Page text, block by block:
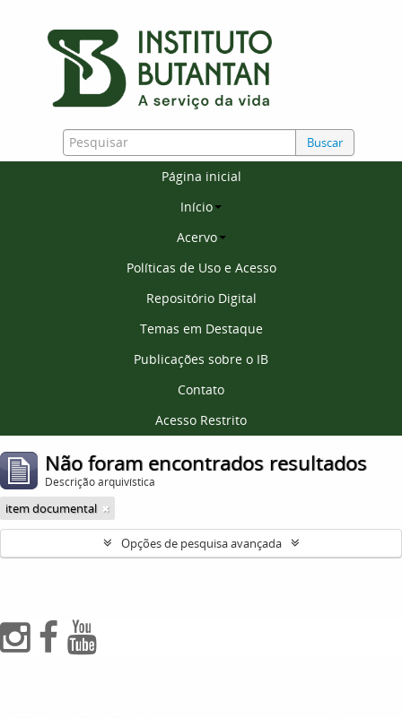
Buscar
Página inicial
Início
Acervo
Políticas de Uso e Acesso
Repositório Digital
Temas em Destaque
Publicações sobre o IB
Contato
Acesso Restrito
Não foram encontrados resultados
Descrição arquivística
item documental
Opções de pesquisa avançada